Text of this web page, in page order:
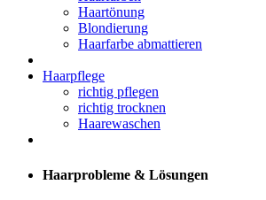
Haartönung
Blondierung
Haarfarbe abmattieren
Haarpflege
richtig pflegen
richtig trocknen
Haarewaschen
Haarprobleme & Lösungen